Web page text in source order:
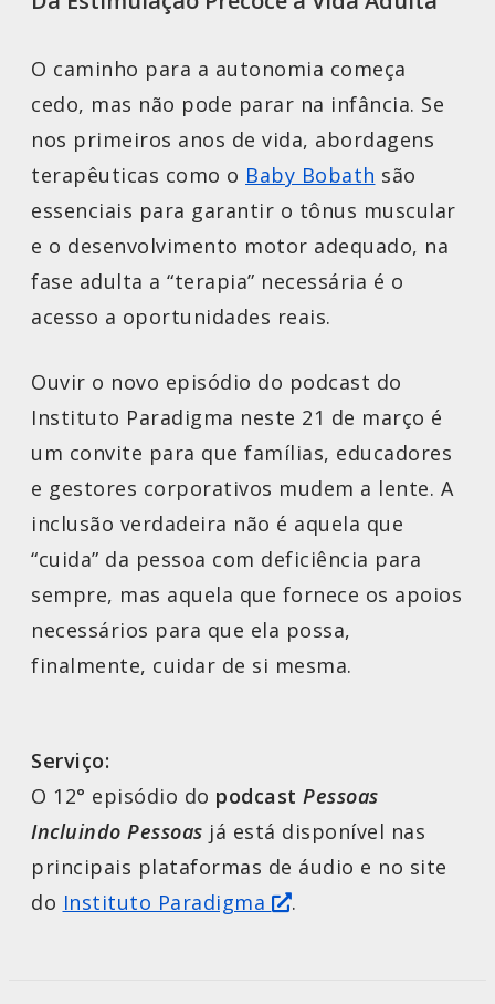
O caminho para a autonomia começa
cedo, mas não pode parar na infância. Se
nos primeiros anos de vida, abordagens
terapêuticas como o Baby Bobath são
essenciais para garantir o tônus muscular
e o desenvolvimento motor adequado, na
fase adulta a “terapia” necessária é o
acesso a oportunidades reais.
Ouvir o novo episódio do podcast do
Instituto Paradigma neste 21 de março é
um convite para que famílias, educadores
e gestores corporativos mudem a lente. A
inclusão verdadeira não é aquela que
“cuida” da pessoa com deficiência para
sempre, mas aquela que fornece os apoios
necessários para que ela possa,
finalmente, cuidar de si mesma.
Serviço:
O 12° episódio do podcast Pessoas
Incluindo Pessoas já está disponível nas
principais plataformas de áudio e no site
do Instituto Paradigma .